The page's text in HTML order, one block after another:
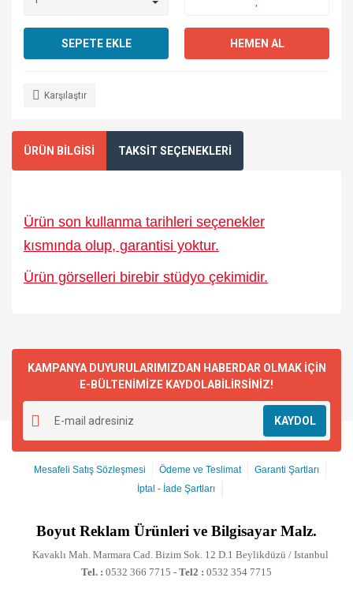
SEPETE EKLE HEMEN AL
Karşılaştır
ÜRÜN BİLGİSİ TAKSİT SEÇENEKLERİ
Ürün son kullanma tarihleri seçenekler
kısmında olup, garantisi yoktur.
Ürün görselleri birebir stüdyo çekimidir.
KAMPANYA DUYURULARIMIZDAN HABERDAR OLMAK İÇİN
E-BÜLTENİMİZE KAYDOLABİLİRSİNİZ!
KAYDOL
Mesafeli Satış Sözleşmesi Ödeme ve Teslimat
Garanti Şartları
İptal - İade Şartları
Boyut Reklam Ürünleri ve Bilgisayar Malz.
Kavaklı Mah. Marmara Cad. Bizim Sok. 12 D.1 Beylikdüzü / Istanbul
Tel. : 0532 366 7715 - Tel2 : 0532 354 7715